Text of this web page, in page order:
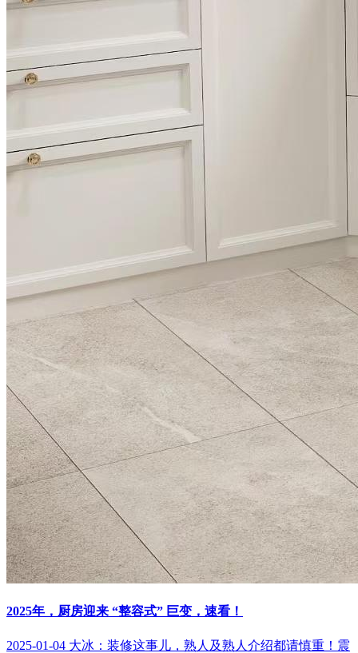
2025年，厨房迎来 “整容式” 巨变，速看！
2025-01-04 大冰：装修这事儿，熟人及熟人介绍都请慎重！ 震